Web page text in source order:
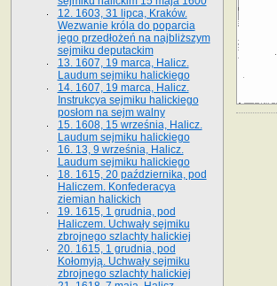
12. 1603, 31 lipca, Kraków.
Wezwanie króla do poparcia
jego przedłożeń na najbliższym
sejmiku deputackim
13. 1607, 19 marca, Halicz.
Laudum sejmiku halickiego
14. 1607, 19 marca, Halicz.
Instrukcya sejmiku halickiego
posłom na sejm walny
15. 1608, 15 września, Halicz.
Laudum sejmiku halickiego
16. 13, 9 września, Halicz.
Laudum sejmiku halickiego
18. 1615, 20 października, pod
Haliczem. Konfederacya
ziemian halickich
19. 1615, 1 grudnia, pod
Haliczem. Uchwały sejmiku
zbrojnego szlachty halickiej
20. 1615, 1 grudnia, pod
Kołomyją. Uchwały sejmiku
zbrojnego szlachty halickiej